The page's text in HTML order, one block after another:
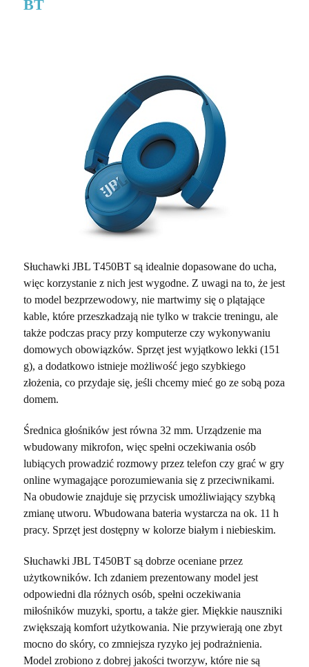
BT
Słuchawki JBL T450BT są idealnie dopasowane do ucha,
więc korzystanie z nich jest wygodne. Z uwagi na to, że jest
to model bezprzewodowy, nie martwimy się o plątające
kable, które przeszkadzają nie tylko w trakcie treningu, ale
także podczas pracy przy komputerze czy wykonywaniu
domowych obowiązków. Sprzęt jest wyjątkowo lekki (151
g), a dodatkowo istnieje możliwość jego szybkiego
złożenia, co przydaje się, jeśli chcemy mieć go ze sobą poza
domem.
Średnica głośników jest równa 32 mm. Urządzenie ma
wbudowany mikrofon, więc spełni oczekiwania osób
lubiących prowadzić rozmowy przez telefon czy grać w gry
online wymagające porozumiewania się z przeciwnikami.
Na obudowie znajduje się przycisk umożliwiający szybką
zmianę utworu. Wbudowana bateria wystarcza na ok. 11 h
pracy. Sprzęt jest dostępny w kolorze białym i niebieskim.
Słuchawki JBL T450BT są dobrze oceniane przez
użytkowników. Ich zdaniem prezentowany model jest
odpowiedni dla różnych osób, spełni oczekiwania
miłośników muzyki, sportu, a także gier. Miękkie nauszniki
zwiększają komfort użytkowania. Nie przywierają one zbyt
mocno do skóry, co zmniejsza ryzyko jej podrażnienia.
Model zrobiono z dobrej jakości tworzyw, które nie są